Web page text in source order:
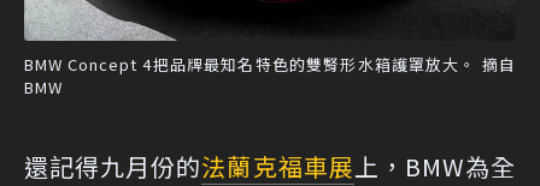
BMW Concept 4把品牌最知名特色的雙腎形水箱護罩放大。 摘自
BMW
還記得九月份的法蘭克福車展 上，BMW為全